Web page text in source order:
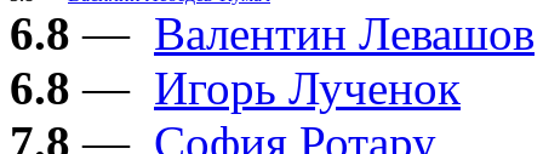
6.8 — Валентин Левашов
6.8 — Игорь Лученок
7.8 — София Ротару